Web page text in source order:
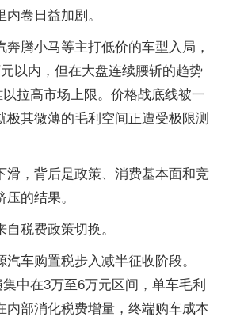
卷日益加剧。
奔腾小马等主打低价的车型入局，
以内，但在大盘连续腰斩的趋势
以拉高市场上限。价格战底线被一
极其微薄的毛利空间正遭受极限测
滑，背后是政策、消费基本面和竞
的结果。
税费政策切换。
汽车购置税步入减半征收阶段。
中在3万至6万元区间，单车毛利
内部消化税费增量，终端购车成本